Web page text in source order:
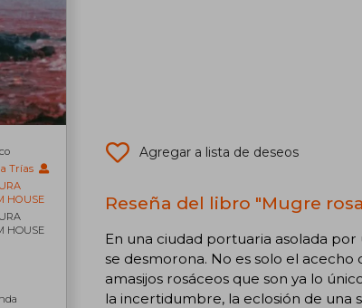
Trías
HOUSE
HOUSE
Agregar a lista de deseos
Reseña del libro "Mugre
En una ciudad portuaria asolada
se desmorona. No es solo el acecho
amasijos rosáceos que son ya lo
la incertidumbre, la eclosión de una